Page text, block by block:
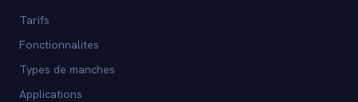
Tarifs
Fonctionnalites
Types de manches
Applications